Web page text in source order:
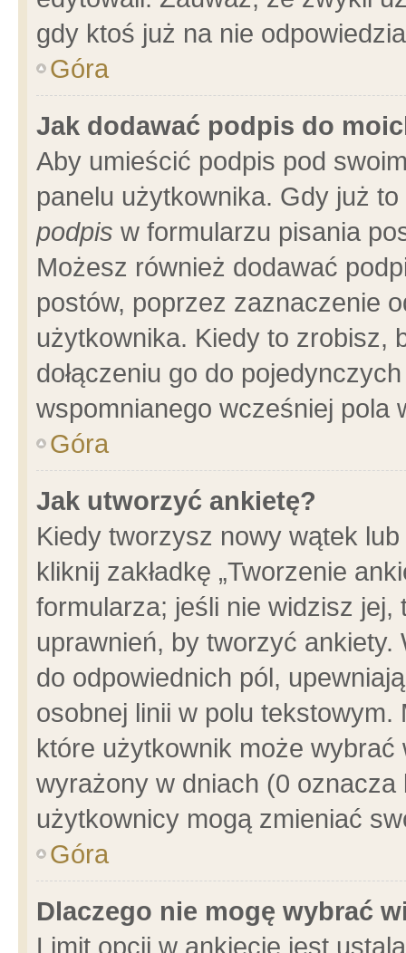
gdy ktoś już na nie
Góra
Jak dodawać podpis do
Aby umieścić podpis pod
panelu użytkownika. Gdy już
podpis w formularzu pisania
Możesz również dodawać
postów, poprzez zaznaczenie
użytkownika. Kiedy to zrobisz,
dołączeniu go do
wspomnianego wcześniej pola
Góra
Jak utworzyć ankietę?
Kiedy tworzysz nowy wątek
kliknij zakładkę „Tworzenie
formularza; jeśli nie widzisz
uprawnień, by tworzyć ankiety.
do odpowiednich pól,
osobnej linii w polu
które użytkownik może
wyrażony w dniach (0
użytkownicy mogą zmieniać
Góra
Dlaczego nie mogę wybrać
Limit opcji w ankiecie jest